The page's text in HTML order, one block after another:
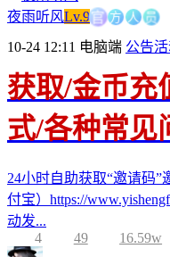
夜雨听风Lv.9官方人员
10-24 12:11 电脑端 公告
获取/金币充
式/各种常见
24小时自助获取“邀请码
付宝）https://
动发...
4
49 16.59w